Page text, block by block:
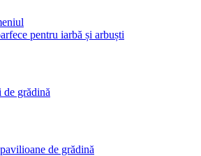
pentru iarbă și arbuști
grădină
de grădină